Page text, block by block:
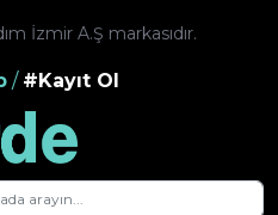
İzmir A.Ş markasıdır.
/ #Kayıt Ol